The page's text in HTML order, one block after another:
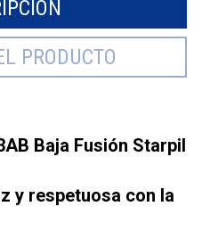
PRODUCTO
Baja Fusión Starpil
y respetuosa con la